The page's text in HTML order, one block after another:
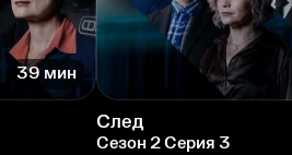
39 мин
След
Сезон 2 Серия 3